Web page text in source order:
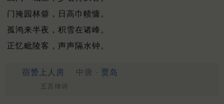
门掩园林僻，日高巾帻慵。
孤鸿来半夜，积雪在诸峰。
正忆毗陵客，声声隔水钟。
宿赟上人房 中唐 · 贾岛
五言律诗